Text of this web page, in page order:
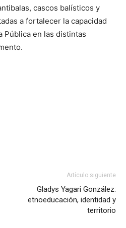
cascos balísticos y
a fortalecer la capacidad
Pública en las distintas
Artículo siguiente
Gladys Yagari González:
etnoeducación, identidad y
territorio